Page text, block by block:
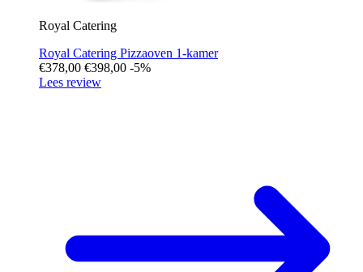
Royal Catering
Royal Catering Pizzaoven 1-kamer
€378,00 €398,00 -5%
Lees review